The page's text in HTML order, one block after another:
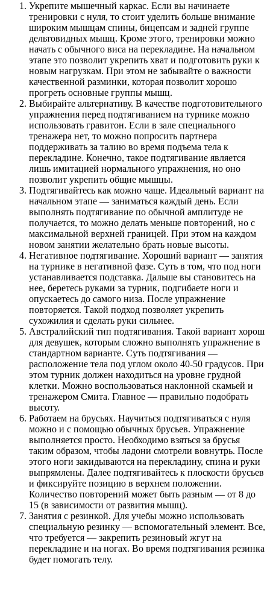
Укрепите мышечный каркас. Если вы начинаете
тренировки с нуля, то стоит уделить больше внимание
широким мышцам спины, бицепсам и задней группе
дельтовидных мышц. Кроме этого, тренировки можно
начать с обычного виса на перекладине. На начальном
этапе это позволит укрепить хват и подготовить руки к
новым нагрузкам. При этом не забывайте о важности
качественной разминки, которая позволит хорошо
прогреть основные группы мышц.
Выбирайте альтернативу. В качестве подготовительного
упражнения перед подтягиванием на турнике можно
использовать гравитон. Если в зале специального
тренажера нет, то можно попросить партнера
поддерживать за талию во время подъема тела к
перекладине. Конечно, такое подтягивание является
лишь имитацией нормального упражнения, но оно
позволит укрепить общие мышцы.
Подтягивайтесь как можно чаще. Идеальный вариант на
начальном этапе — заниматься каждый день. Если
выполнять подтягивание по обычной амплитуде не
получается, то можно делать меньше повторений, но с
максимальной верхней границей. При этом на каждом
новом занятии желательно брать новые высоты.
Негативное подтягивание. Хороший вариант — занятия
на турнике в негативной фазе. Суть в том, что под ноги
устанавливается подставка. Дальше вы становитесь на
нее, беретесь руками за турник, подгибаете ноги и
опускаетесь до самого низа. После упражнение
повторяется. Такой подход позволяет укрепить
сухожилия и сделать руки сильнее.
Австралийский тип подтягивания. Такой вариант хорош
для девушек, которым сложно выполнять упражнение в
стандартном варианте. Суть подтягивания —
расположение тела под углом около 40-50 градусов. При
этом турник должен находиться на уровне грудной
клетки. Можно воспользоваться наклонной скамьей и
тренажером Смита. Главное — правильно подобрать
высоту.
Работаем на брусьях. Научиться подтягиваться с нуля
можно и с помощью обычных брусьев. Упражнение
выполняется просто. Необходимо взяться за брусья
таким образом, чтобы ладони смотрели вовнутрь. После
этого ноги закидываются на перекладину, спина и руки
выпрямлены. Далее подтягивайтесь к плоскости брусьев
и фиксируйте позицию в верхнем положении.
Количество повторений может быть разным — от 8 до
15 (в зависимости от развития мышц).
Занятия с резинкой. Для учебы можно использовать
специальную резинку — вспомогательный элемент. Все,
что требуется — закрепить резиновый жгут на
перекладине и на ногах. Во время подтягивания резинка
будет помогать телу.